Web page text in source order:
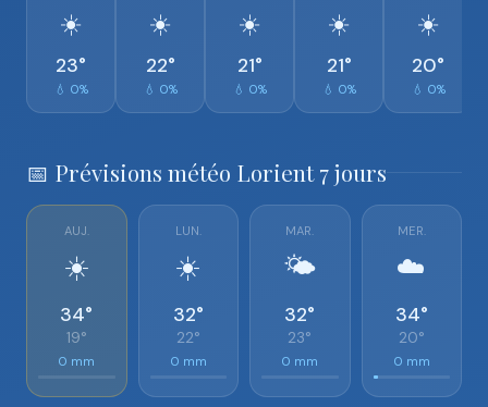
☀️
23°
💧 0%
☀️
22°
💧 0%
☀️
21°
💧 0%
☀️
21°
💧 0%
☀️
20°
💧 0%
📅 Prévisions météo Lorient 7 jours
AUJ.
☀️
34°
19°
0 mm
LUN.
☀️
32°
22°
0 mm
MAR.
🌤️
32°
23°
0 mm
MER.
☁️
34°
20°
0 mm